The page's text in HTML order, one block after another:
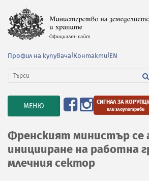
Профил на купувача Контакти EN
TOGGLE
NAVIGATION
МЕНЮ СИГНАЛ ЗА
или злоупотреби
Френският министър се
иницииране на работна
млечния сектор